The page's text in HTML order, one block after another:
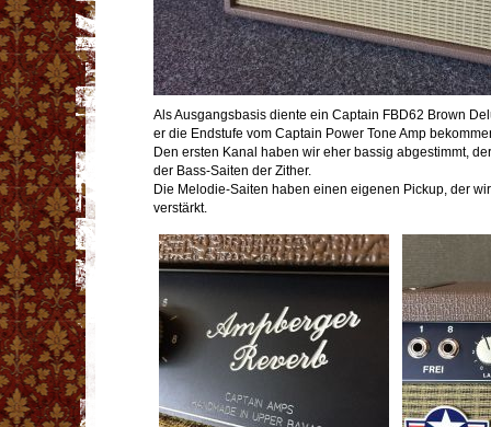
Als Ausgangsbasis diente ein Captain FBD62 Brown
er die Endstufe vom Captain Power Tone Amp
Den ersten Kanal haben wir eher bassig abgestimmt,
der Bass-Saiten der Zither.
Die Melodie-Saiten haben einen eigenen Pickup, der
verstärkt.